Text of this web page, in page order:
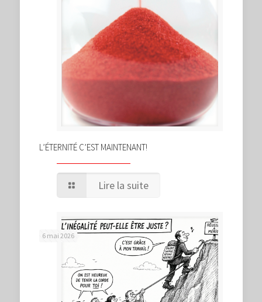
L’ÉTERNITÉ C’EST MAINTENANT!
Lire la suite
6 mai 2026